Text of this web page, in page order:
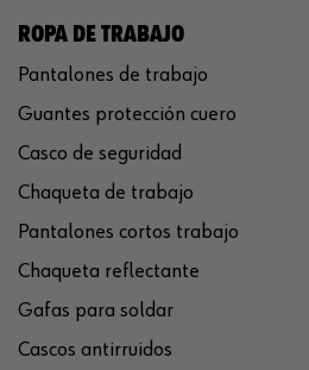
ROPA DE TRABAJO
Pantalones de trabajo
Guantes protección cuero
Casco de seguridad
Chaqueta de trabajo
Pantalones cortos trabajo
Chaqueta reflectante
Gafas para soldar
Cascos antirruidos